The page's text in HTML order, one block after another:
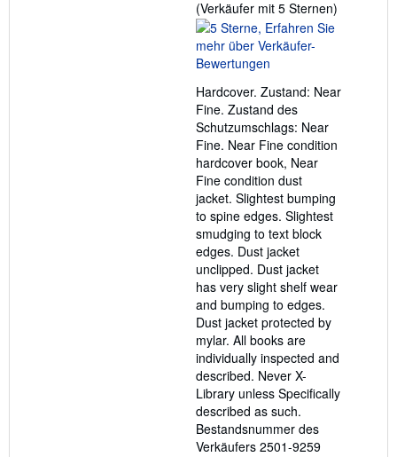
(Verkäufer mit 5 Sternen)
Hardcover. Zustand: Near
Fine. Zustand des
Schutzumschlags: Near
Fine. Near Fine condition
hardcover book, Near
Fine condition dust
jacket. Slightest bumping
to spine edges. Slightest
smudging to text block
edges. Dust jacket
unclipped. Dust jacket
has very slight shelf wear
and bumping to edges.
Dust jacket protected by
mylar. All books are
individually inspected and
described. Never X-
Library unless Specifically
described as such.
Bestandsnummer des
Verkäufers 2501-9259